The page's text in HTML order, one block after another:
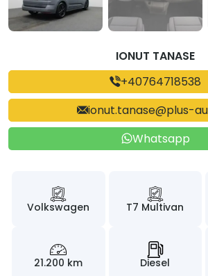
IONUT TANASE
+40764718538
ionut.tanase@plus-
Whatsapp
Volkswagen T7 Multivan
21.200 km Diesel